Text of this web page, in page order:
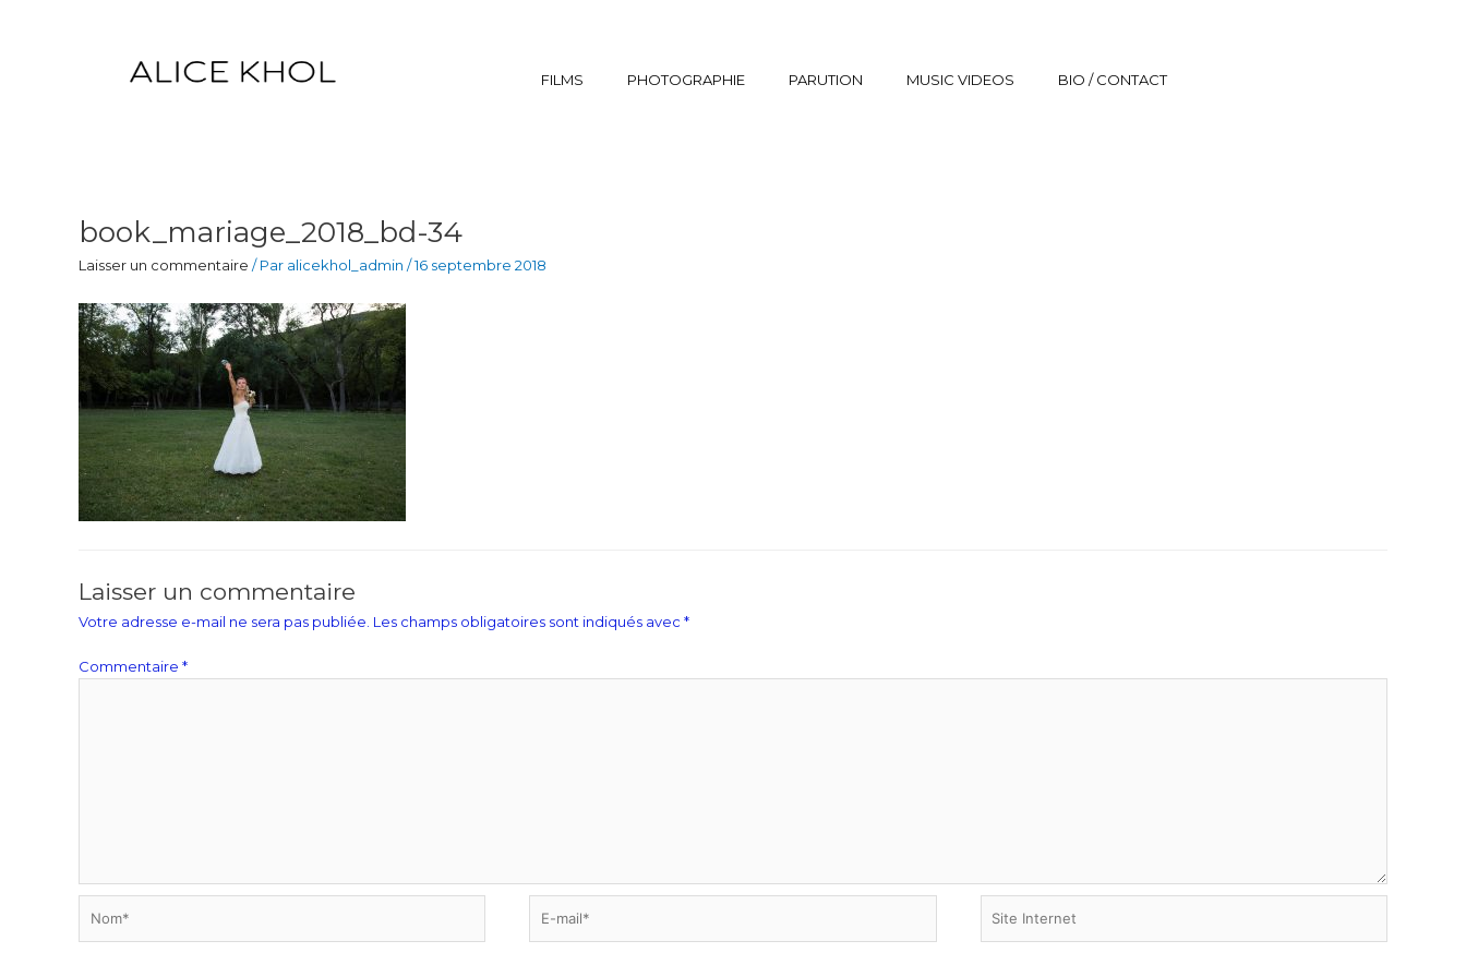
FILMS
PHOTOGRAPHIE PARUTION MUSIC VIDEOS BIO / CONTACT
book_mariage_2018_bd-34
Laisser un commentaire / Par alicekhol_admin /16 septembre 2018
Laisser un commentaire
Votre adresse e-mail ne sera pas publiée. Les champs obligatoires sont indiqués avec *
Commentaire *
mail*
Internet